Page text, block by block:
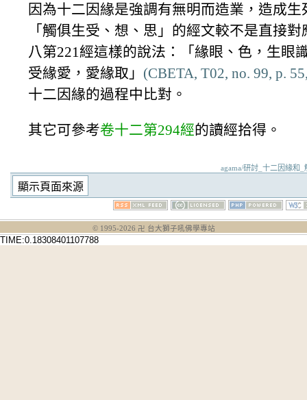
因為十二因緣是強調有無明而造業，造成
「觸俱生受、想、思」的經文較不是直接
八第221經這樣的說法：「緣眼、色，生眼
受緣愛，愛緣取」 (CBETA, T02, no. 99, p.
十二因緣的過程中比對。
其它可參考卷十二第294經的讀經拾得。
agama/研討_十二因緣和
© 1995-2026 卍 台大獅子吼佛學專站
TIME:0.18308401107788